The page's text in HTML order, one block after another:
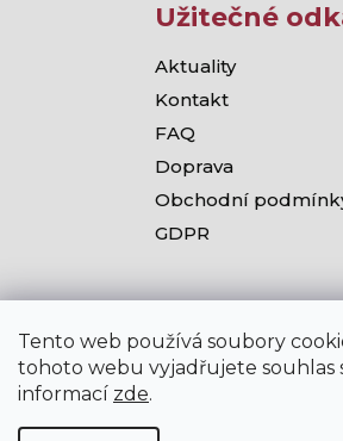
Tento web používá soubory
tohoto webu vyjadřujete souhlas
informací zde.
Užitečné
Aktuality
Kontakt
FAQ
Doprava
Obchodní
GDPR